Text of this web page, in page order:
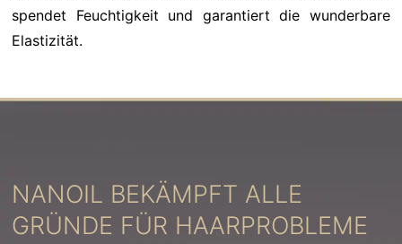
spendet Feuchtigkeit und garantiert die wunderbare
Elastizität.
NANOIL BEKÄMPFT ALLE
GRÜNDE FÜR HAARPROBLEME